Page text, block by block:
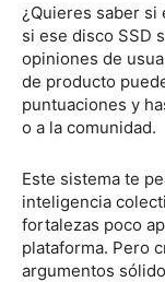
¿Quieres saber si
si ese disco SSD
opiniones de
de producto
puntuaciones y
o a la comunidad.
Este sistema te
inteligencia
fortalezas poco
plataforma. Pero
argumentos